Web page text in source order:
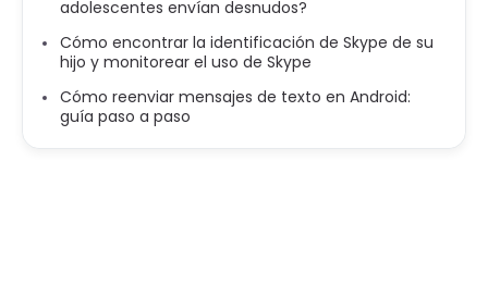
adolescentes envían desnudos?
Cómo encontrar la identificación de Skype de su
hijo y monitorear el uso de Skype
Cómo reenviar mensajes de texto en Android:
guía paso a paso